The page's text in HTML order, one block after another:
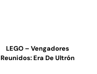
LEGO – Vengadores
Reunidos: Era De Ultrón